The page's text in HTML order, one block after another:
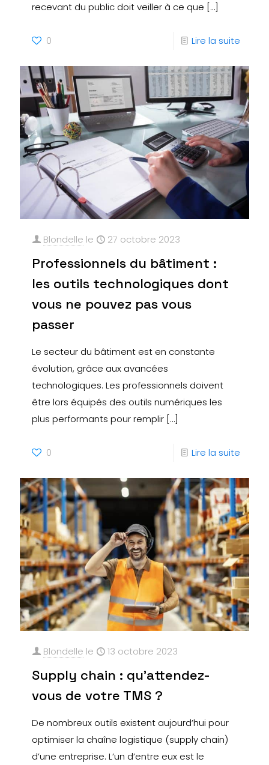
recevant du public doit veiller à ce que […]
0 Lire la suite
Blondelle le 27 octobre 2023
Professionnels du bâtiment :
les outils technologiques dont
vous ne pouvez pas vous
passer
Le secteur du bâtiment est en constante
évolution, grâce aux avancées
technologiques. Les professionnels doivent
être lors équipés des outils numériques les
plus performants pour remplir […]
0 Lire la suite
Blondelle le 13 octobre 2023
Supply chain : qu’attendez-
vous de votre TMS ?
De nombreux outils existent aujourd’hui pour
optimiser la chaîne logistique (supply chain)
d’une entreprise. L’un d’entre eux est le